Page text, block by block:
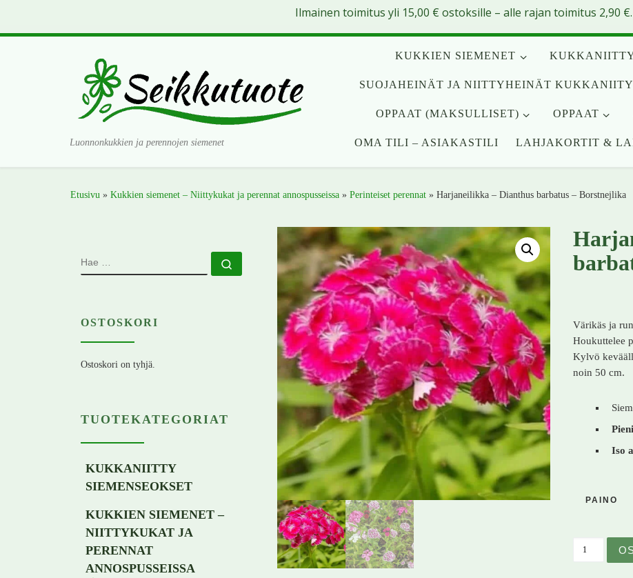
Luonnonkukkien ja perennojen siemenet
KUKKIEN SIEMENET
SUOJAHEINÄT JA NIITTYHEINÄT
OPPAAT (MAKSULLISET) OPPAAT
OMA TILI – ASIAKASTILI LAHJAKORTIT &
Etusivu » Kukkien siemenet – Niittykukat ja perennat annospusseissa » Perinteiset perennat » Harjaneilikka – Dianthus barbatus – Borstnejlika
Värikäs ja
Houkuttelee
Kylvö
noin 50 cm.
Iso
PAINO
HAE
OSTOSKORI
Ostoskori on tyhjä.
TUOTEKATEGORIAT
KUKKANIITTY
SIEMENSEOKSET
KUKKIEN SIEMENET –
NIITTYKUKAT JA
PERENNAT
ANNOSPUSSEISSA
Ilmainen toimitus yli 15,00 € ostoksille – alle rajan toimitus 2,90 €.